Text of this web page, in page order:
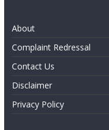
About
Complaint Redressal
Contact Us
Disclaimer
Privacy Policy